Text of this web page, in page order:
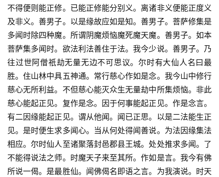
不得便则能正修。已能正修能分别义。离诸非义便能正度义
及非义。善男子。以是缘故应如是知。善男子。菩萨修集是
多闻时除四种魔。所谓阴魔烦恼魔死魔天魔。善男子。如本
菩萨集多闻时。欲法利法善住于法。我今少说。善男子。乃
往过世阿僧祇劫无量无边不可思议。尔时有大仙人名曰最
胜。住山林中具五神通。常行慈心作如是念。我今山中修行
慈心无所利益。不但慈心能灭众生无量劫中所集烦恼。非此
慈心能起正见。复作是念。因于何事能起正见。作是念言。
有二因缘能起正见。谓从他闻。闻已正思。以是二法能生正
见。是时便生求多闻心。当从何处得闻善说。为法因缘集法
相应。尔时仙人至诸聚落封邑郡县王城。处处推求多闻。了
不能得说法之师。时魔天子来至其所。作如是言。我今有佛
所说一偈。是最胜仙。闻佛偈名即语之言。为我演说。时天